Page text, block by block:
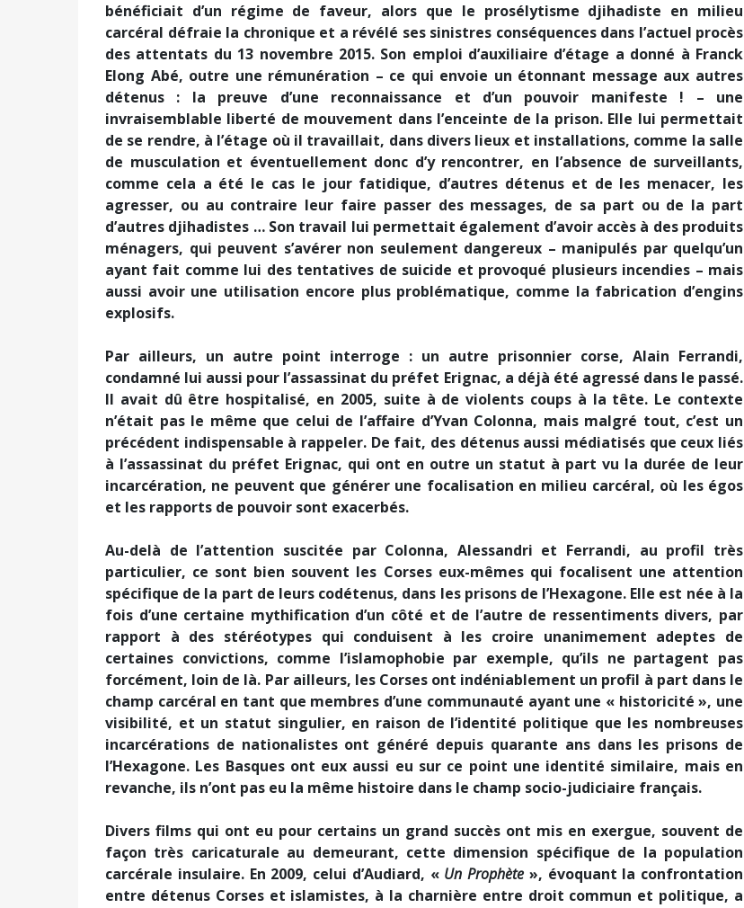
bénéficiait d’un régime de faveur, alors que le prosélytisme djihadiste en milieu
carcéral défraie la chronique et a révélé ses sinistres conséquences dans l’actuel procès
des attentats du 13 novembre 2015. Son emploi d’auxiliaire d’étage a donné à Franck
Elong Abé, outre une rémunération – ce qui envoie un étonnant message aux autres
détenus : la preuve d’une reconnaissance et d’un pouvoir manifeste ! – une
invraisemblable liberté de mouvement dans l’enceinte de la prison. Elle lui permettait
de se rendre, à l’étage où il travaillait, dans divers lieux et installations, comme la salle
de musculation et éventuellement donc d’y rencontrer, en l’absence de surveillants,
comme cela a été le cas le jour fatidique, d’autres détenus et de les menacer, les
agresser, ou au contraire leur faire passer des messages, de sa part ou de la part
d’autres djihadistes … Son travail lui permettait également d’avoir accès à des produits
ménagers, qui peuvent s’avérer non seulement dangereux – manipulés par quelqu’un
ayant fait comme lui des tentatives de suicide et provoqué plusieurs incendies – mais
aussi avoir une utilisation encore plus problématique, comme la fabrication d’engins
explosifs.
Par ailleurs, un autre point interroge : un autre prisonnier corse, Alain Ferrandi,
condamné lui aussi pour l’assassinat du préfet Erignac, a déjà été agressé dans le passé.
Il avait dû être hospitalisé, en 2005, suite à de violents coups à la tête. Le contexte
n’était pas le même que celui de l’affaire d’Yvan Colonna, mais malgré tout, c’est un
précédent indispensable à rappeler. De fait, des détenus aussi médiatisés que ceux liés
à l’assassinat du préfet Erignac, qui ont en outre un statut à part vu la durée de leur
incarcération, ne peuvent que générer une focalisation en milieu carcéral, où les égos
et les rapports de pouvoir sont exacerbés.
Au-delà de l’attention suscitée par Colonna, Alessandri et Ferrandi, au profil très
particulier, ce sont bien souvent les Corses eux-mêmes qui focalisent une attention
spécifique de la part de leurs codétenus, dans les prisons de l’Hexagone. Elle est née à la
fois d’une certaine mythification d’un côté et de l’autre de ressentiments divers, par
rapport à des stéréotypes qui conduisent à les croire unanimement adeptes de
certaines convictions, comme l’islamophobie par exemple, qu’ils ne partagent pas
forcément, loin de là. Par ailleurs, les Corses ont indéniablement un profil à part dans le
champ carcéral en tant que membres d’une communauté ayant une « historicité », une
visibilité, et un statut singulier, en raison de l’identité politique que les nombreuses
incarcérations de nationalistes ont généré depuis quarante ans dans les prisons de
l’Hexagone. Les Basques ont eux aussi eu sur ce point une identité similaire, mais en
revanche, ils n’ont pas eu la même histoire dans le champ socio-judiciaire français.
Divers films qui ont eu pour certains un grand succès ont mis en exergue, souvent de
façon très caricaturale au demeurant, cette dimension spécifique de la population
carcérale insulaire. En 2009, celui d’Audiard, « Un Prophète », évoquant la confrontation
entre détenus Corses et islamistes, à la charnière entre droit commun et politique, a